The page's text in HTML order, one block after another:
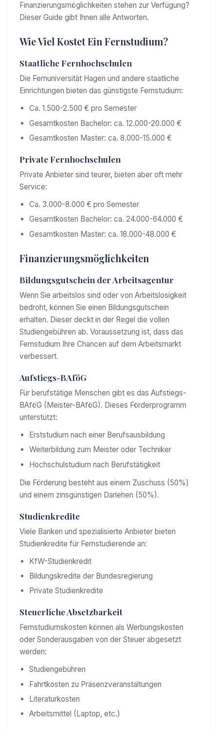
Finanzierungsmöglichkeiten stehen zur Verfügung?
Dieser Guide gibt Ihnen alle Antworten.
Wie Viel Kostet Ein Fernstudium?
Staatliche Fernhochschulen
Die Fernuniversität Hagen und andere staatliche
Einrichtungen bieten das günstigste Fernstudium:
Ca. 1.500-2.500 € pro Semester
Gesamtkosten Bachelor: ca. 12.000-20.000 €
Gesamtkosten Master: ca. 8.000-15.000 €
Private Fernhochschulen
Private Anbieter sind teurer, bieten aber oft mehr
Service:
Ca. 3.000-8.000 € pro Semester
Gesamtkosten Bachelor: ca. 24.000-64.000 €
Gesamtkosten Master: ca. 18.000-48.000 €
Finanzierungsmöglichkeiten
Bildungsgutschein der Arbeitsagentur
Wenn Sie arbeitslos sind oder von Arbeitslosigkeit
bedroht, können Sie einen Bildungsgutschein
erhalten. Dieser deckt in der Regel die vollen
Studiengebühren ab. Voraussetzung ist, dass das
Fernstudium Ihre Chancen auf dem Arbeitsmarkt
verbessert.
Aufstiegs-BAföG
Für berufstätige Menschen gibt es das Aufstiegs-
BAföG (Meister-BAföG). Dieses Förderprogramm
unterstützt:
Erststudium nach einer Berufsausbildung
Weiterbildung zum Meister oder Techniker
Hochschulstudium nach Berufstätigkeit
Die Förderung besteht aus einem Zuschuss (50%)
und einem zinsgünstigen Darlehen (50%).
Studienkredite
Viele Banken und spezialisierte Anbieter bieten
Studienkredite für Fernstudierende an:
KfW-Studienkredit
Bildungskredite der Bundesregierung
Private Studienkredite
Steuerliche Absetzbarkeit
Fernstudiumskosten können als Werbungskosten
oder Sonderausgaben von der Steuer abgesetzt
werden:
Studiengebühren
Fahrtkosten zu Präsenzveranstaltungen
Literaturkosten
Arbeitsmittel (Laptop, etc.)